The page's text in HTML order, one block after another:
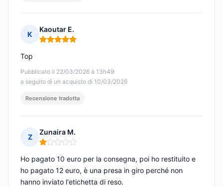
K
Kaoutar E.
Nota: 5 su 5
Pubblicato il 22/03/2026 à 13h49
a seguito di un acquisto di 10/03/2026
Top
Recensione tradotta
Z
Zunaira M.
Nota: 1 su 5
Ho pagato 10 euro per la consegna, poi ho restituito e
ho pagato 12 euro, è una presa in giro perché non
hanno inviato l'etichetta di reso.